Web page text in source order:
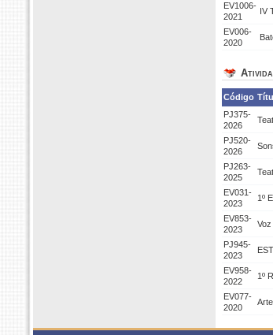
EV1006-
2021
IV
EV006-
2020
Código
PJ375-
2026
PJ520-
2026
PJ263-
2025
EV031-
2023
1º
EV853-
2023
PJ945-
2023
EV958-
2022
1º
EV077-
2020